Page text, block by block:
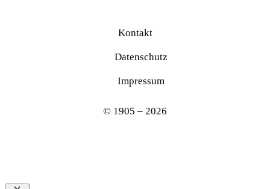
Kontakt
Datenschutz
Impressum
© 1905 – 2026